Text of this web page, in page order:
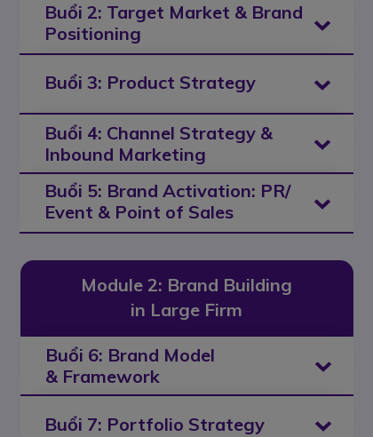
Module 2: Brand Building
in Large Firm
Buổi 6: Brand Model
& Framework
Buổi 7: Portfolio Strategy
Buổi 2: Target Market & Brand
Positioning
Buổi 3: Product Strategy
Buổi 4: Channel Strategy &
Inbound Marketing
Buổi 5: Brand Activation: PR/
Event & Point of Sales